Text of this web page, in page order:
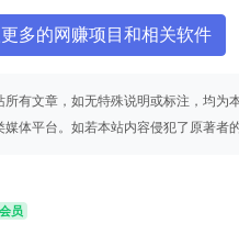
多的网赚项目和相关软件
所有文章，如无特殊说明或标注，均为
媒体平台。如若本站内容侵犯了原著者
会员